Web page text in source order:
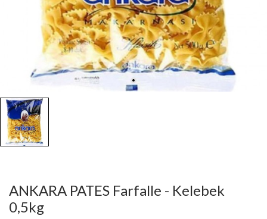
ANKARA PATES Farfalle - Kelebek
0,5kg